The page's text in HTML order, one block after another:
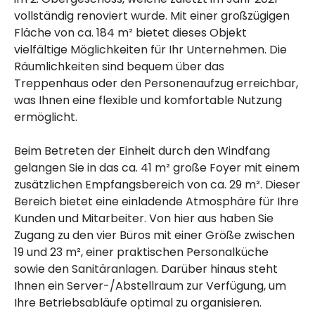
vollständig renoviert wurde. Mit einer großzügigen
Fläche von ca. 184 m² bietet dieses Objekt
vielfältige Möglichkeiten für Ihr Unternehmen. Die
Räumlichkeiten sind bequem über das
Treppenhaus oder den Personenaufzug erreichbar,
was Ihnen eine flexible und komfortable Nutzung
ermöglicht.
Beim Betreten der Einheit durch den Windfang
gelangen Sie in das ca. 41 m² große Foyer mit einem
zusätzlichen Empfangsbereich von ca. 29 m². Dieser
Bereich bietet eine einladende Atmosphäre für Ihre
Kunden und Mitarbeiter. Von hier aus haben Sie
Zugang zu den vier Büros mit einer Größe zwischen
19 und 23 m², einer praktischen Personalküche
sowie den Sanitäranlagen. Darüber hinaus steht
Ihnen ein Server-/Abstellraum zur Verfügung, um
Ihre Betriebsabläufe optimal zu organisieren.